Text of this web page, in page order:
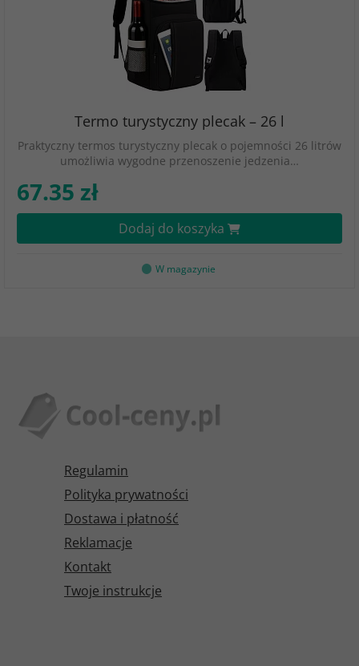
Termo turystyczny plecak – 26 l
Praktyczny termos turystyczny plecak o pojemności 26 litrów
umożliwia wygodne przenoszenie jedzenia…
67.35 zł
Dodaj do koszyka
W magazynie
Regulamin
Polityka prywatności
Dostawa i płatność
Reklamacje
Kontakt
Twoje instrukcje